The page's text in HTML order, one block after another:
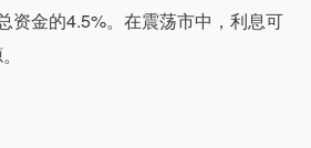
资金的4.5%。在震荡市中，利息可